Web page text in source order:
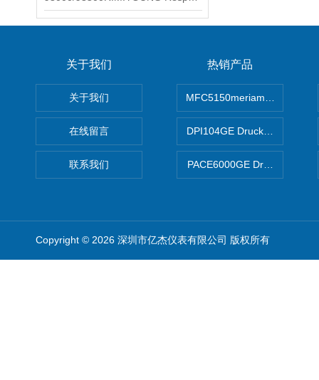
关于我们
关于我们
在线留言
联系我们
热销产品
MFC5150meriam智能手操器
DPI104GE Druck德鲁克
PACE6000GE Druck德鲁克
Copyright © 2026 深圳市亿杰仪表有限公司 版权所有